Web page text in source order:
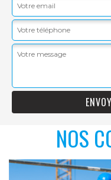
NOS